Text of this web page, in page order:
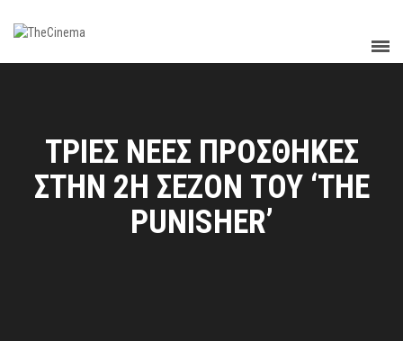
ΤΡΙΕΣ ΝΕΕΣ ΠΡΟΣΘΗΚΕΣ
ΣΤΗΝ 2Η ΣΕΖΟΝ ΤΟΥ ‘THE
PUNISHER’